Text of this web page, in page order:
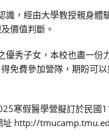
識，經由大學教授親身體
價值判斷。
優秀子女，本校也盡一份
免費參加營隊，期盼可
寒假醫學營擬訂於民國
址 http://